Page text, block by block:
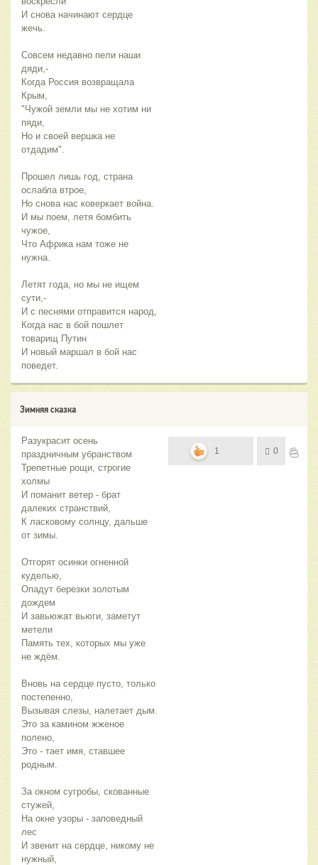
И снова начинают сердце
жечь.
Совсем недавно пели наши
дяди,-
Когда Россия возвращала
Крым,
"Чужой земли мы не хотим ни
пяди,
Но и своей вершка не
отдадим".
Прошел лишь год, страна
ослабла втрое,
Но снова нас коверкает война.
И мы поем, летя бомбить
чужое,
Что Африка нам тоже не
нужна.
Летят года, но мы не ищем
сути,-
И с песнями отправится народ,
Когда нас в бой пошлет
товарищ Путин
И новый маршал в бой нас
поведет.
Зимняя сказка
Разукрасит осень
праздничным убранством
Трепетные рощи, строгие
холмы
И поманит ветер - брат
далеких странствий,
К ласковому солнцу, дальше
от зимы.
Отгорят осинки огненной
куделью,
Опадут березки золотым
дождем
И завьюжат вьюги, заметут
метели
Память тех, которых мы уже
не ждём.
Вновь на сердце пусто, только
постепенно,
Вызывая слезы, налетает дым.
Это за камином жженое
полено,
Это - тает имя, ставшее
родным.
За окном сугробы, скованные
стужей,
На окне узоры - заповедный
лес
И звенит на сердце, никому не
нужный,
1 0